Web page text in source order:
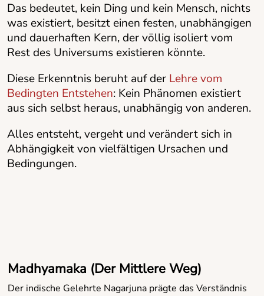
Das bedeutet, kein Ding und kein Mensch, nichts
was existiert, besitzt einen festen, unabhängigen
und dauerhaften Kern, der völlig isoliert vom
Rest des Universums existieren könnte.
Diese Erkenntnis beruht auf der Lehre vom
Bedingten Entstehen: Kein Phänomen existiert
aus sich selbst heraus, unabhängig von anderen.
Alles entsteht, vergeht und verändert sich in
Abhängigkeit von vielfältigen Ursachen und
Bedingungen.
Madhyamaka (Der Mittlere Weg)
Der indische Gelehrte Nagarjuna prägte das Verständnis